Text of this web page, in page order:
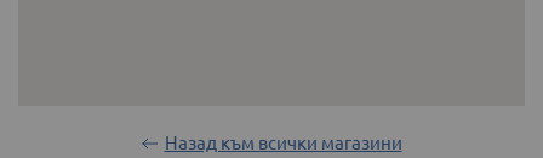
Назад към всички магазини